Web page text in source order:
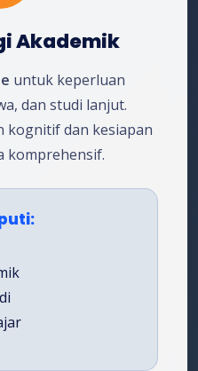
Akademik
untuk keperluan
dan studi lanjut.
kognitif dan kesiapan
komprehensif.